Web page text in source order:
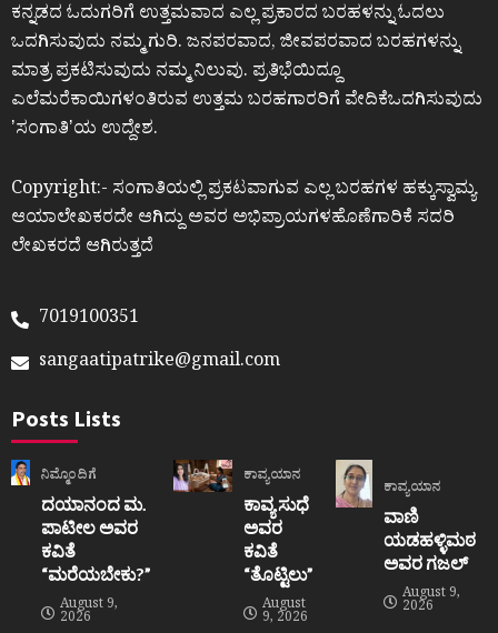
ಕನ್ನಡದ ಓದುಗರಿಗೆ ಉತ್ತಮವಾದ ಎಲ್ಲ ಪ್ರಕಾರದ ಬರಹಳನ್ನು ಓದಲು
ಒದಗಿಸುವುದು ನಮ್ಮ ಗುರಿ. ಜನಪರವಾದ, ಜೀವಪರವಾದ ಬರಹಗಳನ್ನು
ಮಾತ್ರ ಪ್ರಕಟಿಸುವುದು ನಮ್ಮ ನಿಲುವು. ಪ್ರತಿಭೆಯಿದ್ದೂ
ಎಲೆಮರೆಕಾಯಿಗಳಂತಿರುವ ಉತ್ತಮ ಬರಹಗಾರರಿಗೆ ವೇದಿಕೆಒದಗಿಸುವುದು
ʼಸಂಗಾತಿʼಯ ಉದ್ದೇಶ.
Copyright:- ಸಂಗಾತಿಯಲ್ಲಿ ಪ್ರಕಟವಾಗುವ ಎಲ್ಲ ಬರಹಗಳ ಹಕ್ಕುಸ್ವಾಮ್ಯ
ಆಯಾಲೇಖಕರದೇ ಆಗಿದ್ದು ಅವರ ಅಭಿಪ್ರಾಯಗಳಹೊಣೆಗಾರಿಕೆ ಸದರಿ
ಲೇಖಕರದೆ ಆಗಿರುತ್ತದೆ
7019100351
sangaatipatrike@gmail.com
Posts Lists
ನಿಮ್ಮೊಂದಿಗೆ
ದಯಾನಂದ ಮ.
ಪಾಟೀಲ ಅವರ
ಕವಿತೆ
“ಮರೆಯಬೇಕು?”
August 9,
2026
ಕಾವ್ಯಯಾನ
ಕಾವ್ಯ ಸುಧೆ
ಅವರ
ಕವಿತೆ
“ತೊಟ್ಟಿಲು”
August
9, 2026
ಕಾವ್ಯಯಾನ
ವಾಣಿ
ಯಡಹಳ್ಳಿಮಠ
ಅವರ ಗಜಲ್
August 9,
2026